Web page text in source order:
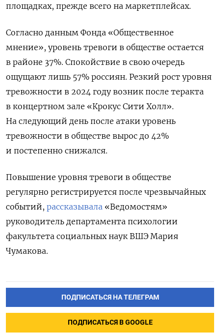
площадках, прежде всего на маркетплейсах.
Согласно данным Фонда «Общественное
мнение», уровень тревоги в обществе остается
в районе 37%. Спокойствие в свою очередь
ощущают лишь 57% россиян. Резкий рост уровня
тревожности в 2024 году возник после теракта
в концертном зале «Крокус Сити Холл».
На следующий день после атаки уровень
тревожности в обществе вырос до 42%
и постепенно снижался.
Повышение уровня тревоги в обществе
регулярно регистрируется после чрезвычайных
событий, рассказывала «Ведомостям»
руководитель департамента психологии
факультета социальных наук ВШЭ Мария
Чумакова.
ПОДПИСАТЬСЯ НА ТЕЛЕГРАМ
ПОДПИСАТЬСЯ В GOOGLE